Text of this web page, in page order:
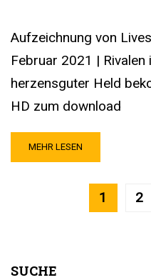
Aufzeichnung von
Februar 2021 | Rivalen
herzensguter Held
HD zum download
MEHR LESEN
1 2
SUCHE